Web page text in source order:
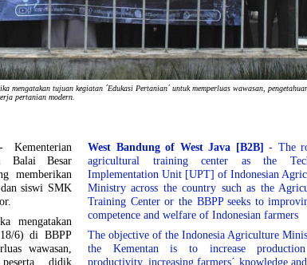
mengatakan tujuan kegiatan ´Edukasi Pertanian´ untuk memperluas wawasan,
pertanian modern.
- Kementerian
Balai Besar
memberikan
dan siswi SMK
mengatakan
6) di BBPP
wawasan,
didik
West Bandung of West Java [B2B] - The
agricultural training center as the
Implementation Unit [UPT] of Indonesian
Ministry across the country such as the
Training Center or the BBPP seeks to
competence and welfare of Indonesian farmers
The objective of the Indonesia Agriculture
the Kementan is to increase
productivity, increasing farmers´ knowledge